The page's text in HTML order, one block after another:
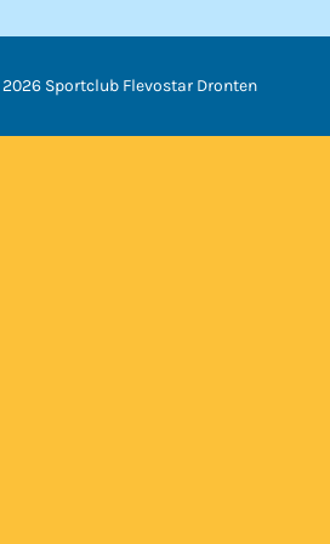
2026 Sportclub Flevostar Dronten